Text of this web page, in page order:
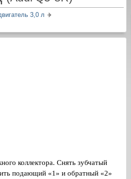
3,0 л
коллектора. Снять зубчатый
подающий «1» и обратный «2»